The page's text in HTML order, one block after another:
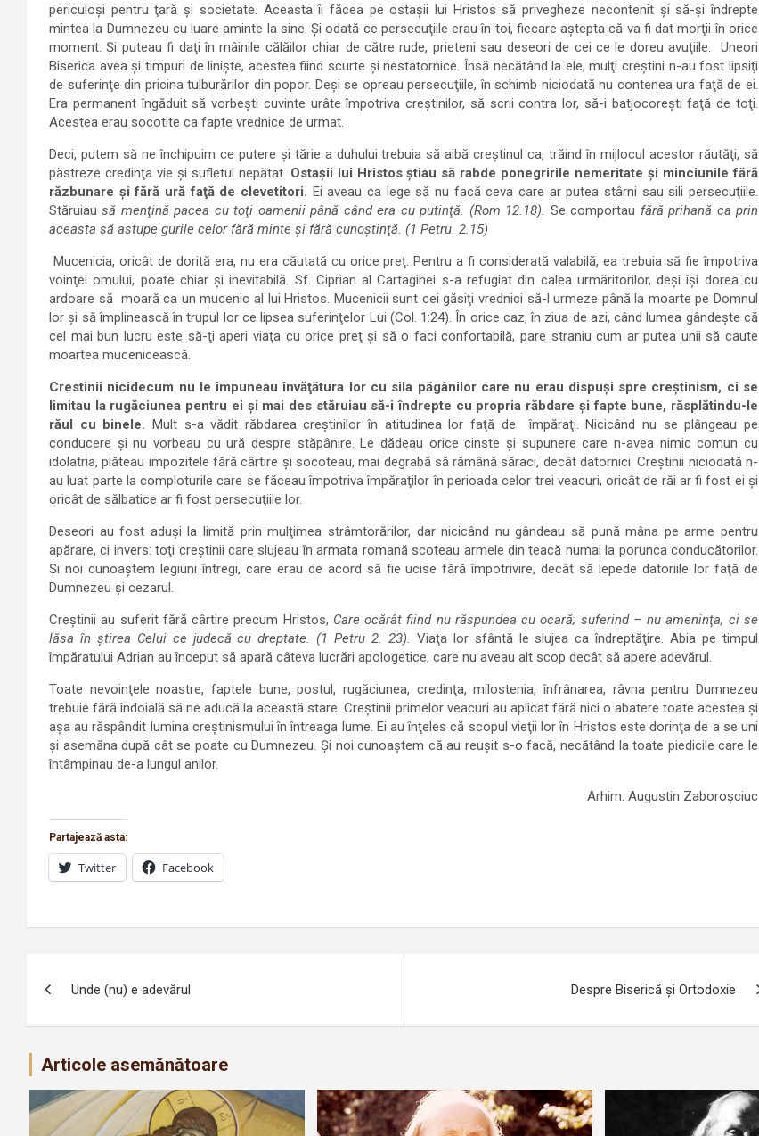
periculoşi pentru ţară şi societate. Aceasta îi făcea pe ostaşii lui Hristos să privegheze necontenit şi să-şi îndrepte
mintea la Dumnezeu cu luare aminte la sine. Şi odată ce persecuţiile erau în toi, fiecare aştepta că va fi dat morţii în orice
moment. Şi puteau fi daţi în mâinile călăilor chiar de către rude, prieteni sau deseori de cei ce le doreu avuţiile. Uneori
Biserica avea şi timpuri de linişte, acestea fiind scurte şi nestatornice. Însă necătând la ele, mulţi creştini n-au fost lipsiţi
de suferinţe din pricina tulburărilor din popor. Deşi se opreau persecuţiile, în schimb niciodată nu contenea ura faţă de ei.
Era permanent îngăduit să vorbeşti cuvinte urâte împotriva creştinilor, să scrii contra lor, să-i batjocoreşti faţă de toţi.
Acestea erau socotite ca fapte vrednice de urmat.
Deci, putem să ne închipuim ce putere şi tărie a duhului trebuia să aibă creştinul ca, trăind în mijlocul acestor răutăţi, să
păstreze credinţa vie şi sufletul nepătat. Ostaşii lui Hristos ştiau să rabde ponegririle nemeritate şi minciunile fără
răzbunare şi fără ură faţă de clevetitori. Ei aveau ca lege să nu facă ceva care ar putea stârni sau sili persecuţiile.
Stăruiausă menţină pacea cu toţi oamenii până când era cu putinţă. (Rom 12.18). Se comportau fără prihană ca prin
aceasta să astupe gurile celor fără minte şi fără cunoştinţă. (1 Petru. 2.15)
Mucenicia, oricât de dorită era, nu era căutată cu orice preţ. Pentru a fi considerată valabilă, ea trebuia să fie împotriva
voinţei omului, poate chiar şi inevitabilă. Sf. Ciprian al Cartaginei s-a refugiat din calea urmăritorilor, deşi îşi dorea cu
ardoare să moară ca un mucenic al lui Hristos. Mucenicii sunt cei găsiţi vrednici să-l urmeze până la moarte pe Domnul
lor şi să împlinească în trupul lor ce lipsea suferinţelor Lui (Col. 1:24). În orice caz, în ziua de azi, când lumea gândeşte că
cel mai bun lucru este să-ţi aperi viaţa cu orice preţ şi să o faci confortabilă, pare straniu cum ar putea unii să caute
moartea mucenicească.
Crestinii nicidecum nu le impuneau învăţătura lor cu sila păgânilor care nu erau dispuşi spre creştinism, ci se
limitau la rugăciunea pentru ei şi mai des stăruiau să-i îndrepte cu propria răbdare şi fapte bune, răsplătindu-le
răul cu binele. Mult s-a vădit răbdarea creştinilor în atitudinea lor faţă de împăraţi. Nicicând nu se plângeau pe
conducere şi nu vorbeau cu ură despre stăpânire. Le dădeau orice cinste şi supunere care n-avea nimic comun cu
idolatria, plăteau impozitele fără cârtire şi socoteau, mai degrabă să rămână săraci, decât datornici. Creştinii niciodată n-
au luat parte la comploturile care se făceau împotriva împăraţilor în perioada celor trei veacuri, oricât de răi ar fi fost ei şi
oricât de sălbatice ar fi fost persecuţiile lor.
Deseori au fost aduşi la limită prin mulţimea strâmtorărilor, dar nicicând nu gândeau să pună mâna pe arme pentru
apărare, ci invers: toţi creştinii care slujeau în armata romană scoteau armele din teacă numai la porunca conducătorilor.
Şi noi cunoaştem legiuni întregi, care erau de acord să fie ucise fără împotrivire, decât să lepede datoriile lor faţă de
Dumnezeu şi cezarul.
Creştinii au suferit fără cârtire precum Hristos, Care ocărât fiind nu răspundea cu ocară; suferind – nu ameninţa, ci se
lăsa în ştirea Celui ce judecă cu dreptate. (1 Petru 2. 23).
Viaţa lor sfântă le slujea ca îndreptăţire. Abia pe timpul
împăratului Adrian au început să apară câteva lucrări apologetice, care nu aveau alt scop decât să apere adevărul.
Toate nevoinţele noastre, faptele bune, postul, rugăciunea, credinţa, milostenia, înfrânarea, râvna pentru Dumnezeu
trebuie fără îndoială să ne aducă la această stare. Creştinii primelor veacuri au aplicat fără nici o abatere toate acestea şi
aşa au răspândit lumina creştinismului în întreaga lume. Ei au înţeles că scopul vieţii lor în Hristos este dorinţa de a se uni
şi asemăna după cât se poate cu Dumnezeu. Şi noi cunoaştem că au reuşit s-o facă, necătând la toate piedicile care le
întâmpinau de-a lungul anilor.
Arhim. Augustin Zaboroșciuc
Partajează asta:
Twitter Facebook
Unde (nu) e adevărul Despre Biserică şi Ortodoxie
Articole asemănătoare